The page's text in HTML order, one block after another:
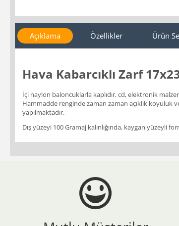
Açıklama Özellikler Ürün
Hava Kabarcıklı Zarf
İçi naylon baloncuklarla kaplıdır, cd, elektronik
Hammadde renginde zaman zaman açıklık koyuluk
yapılmaktadır.
Dış yüzeyi 100 Gramaj kalınlığında, kaygan yüzeyli